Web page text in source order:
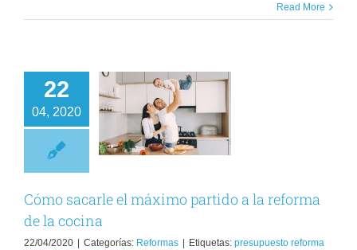
Read More
22
04, 2020
sacarle el
partido a
reforma de la
cocina
Cómo sacarle el máximo partido a la reforma
de la cocina
22/04/2020 Categorías: Reformas Etiquetas: presupuesto reforma